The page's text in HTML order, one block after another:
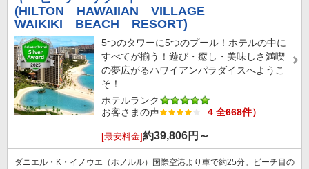
(HILTON HAWAIIAN VILLAGE
WAIKIKI BEACH RESORT)
5つのタワーに5つのプール！ホテルの中に
すべてが揃う！遊び・癒し・美味しさ満喫
の夢広がるハワイアンパラダイスへようこ
そ！
ホテルランク
お客さまの声
4 全668件）
[最安料金]約39,806円～
ダニエル・K・イノウエ（ホノルル）国際空港より車で約25分。ビーチ目の